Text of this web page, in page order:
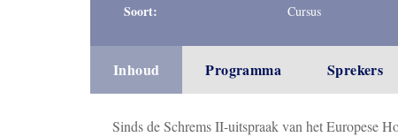
Soort: Cursus
Inhoud Programma Sprekers
Sinds de Schrems II-uitspraak van het Europese